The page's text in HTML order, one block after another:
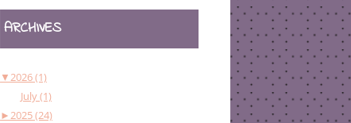
ARCHIVES
▼2026 (1)
July (1)
►2025 (24)